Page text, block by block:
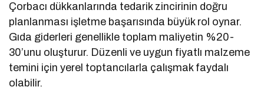
Çorbacı dükkanlarında tedarik zincirinin doğru
planlanması işletme başarısında büyük rol oynar.
Gıda giderleri genellikle toplam maliyetin %20-
30’unu oluşturur. Düzenli ve uygun fiyatlı malzeme
temini için yerel toptancılarla çalışmak faydalı
olabilir.